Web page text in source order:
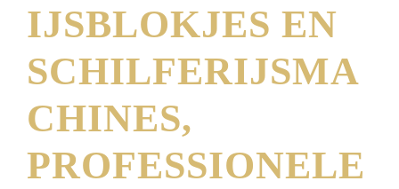
IJSBLOKJES EN
SCHILFERIJSMA
CHINES,
PROFESSIONELE